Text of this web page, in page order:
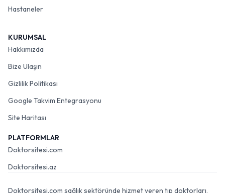
Hastaneler
KURUMSAL
Hakkımızda
Bize Ulaşın
Gizlilik Politikası
Google Takvim Entegrasyonu
Site Haritası
PLATFORMLAR
Doktorsitesi.com
Doktorsitesi.az
Doktorsitesi.com sağlık sektöründe hizmet veren tıp doktorları,